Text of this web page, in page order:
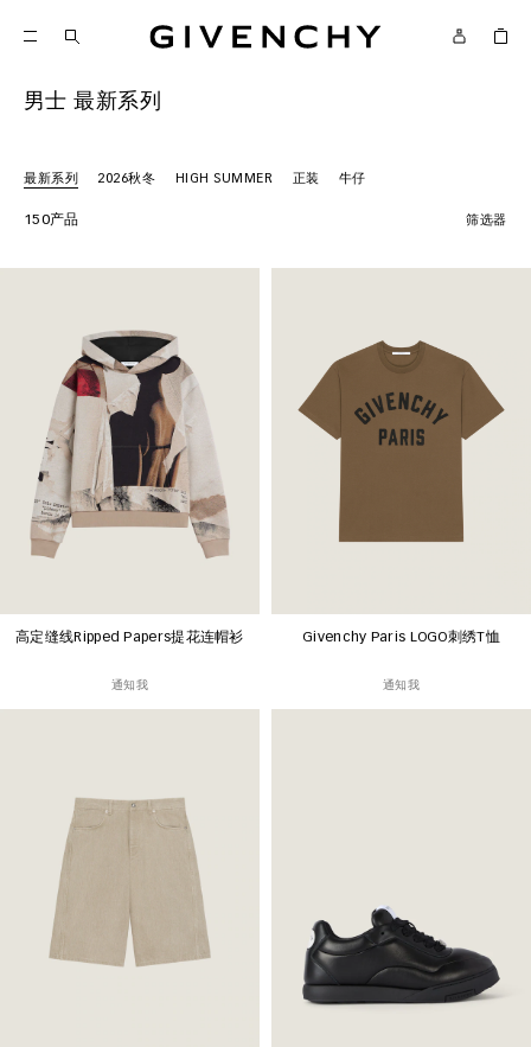
Givenchy
男士 最新系列
最新系列 2026秋冬 HIGH SUMMER 正装 牛仔
150产品 筛选器
高定缝线Ripped Papers提花连帽衫
通知我
Givenchy Paris LOGO刺绣T恤
通知我